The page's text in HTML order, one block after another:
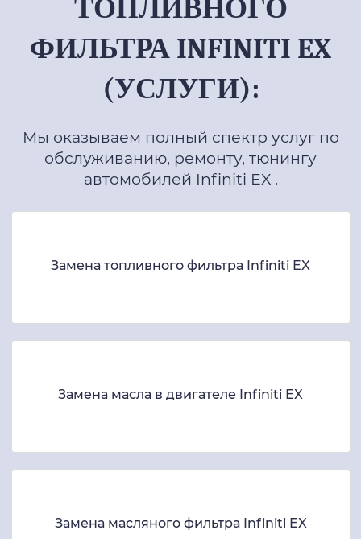
ТОПЛИВНОГО
ФИЛЬТРА INFINITI EX
(УСЛУГИ):
Мы оказываем полный спектр услуг по
обслуживанию, ремонту, тюнингу
автомобилей Infiniti EX .
Замена топливного фильтра Infiniti EX
Замена масла в двигателе Infiniti EX
Замена масляного фильтра Infiniti EX